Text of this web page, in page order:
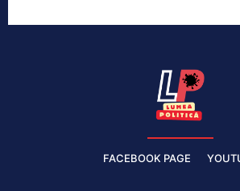
FACEBOOK PAGE